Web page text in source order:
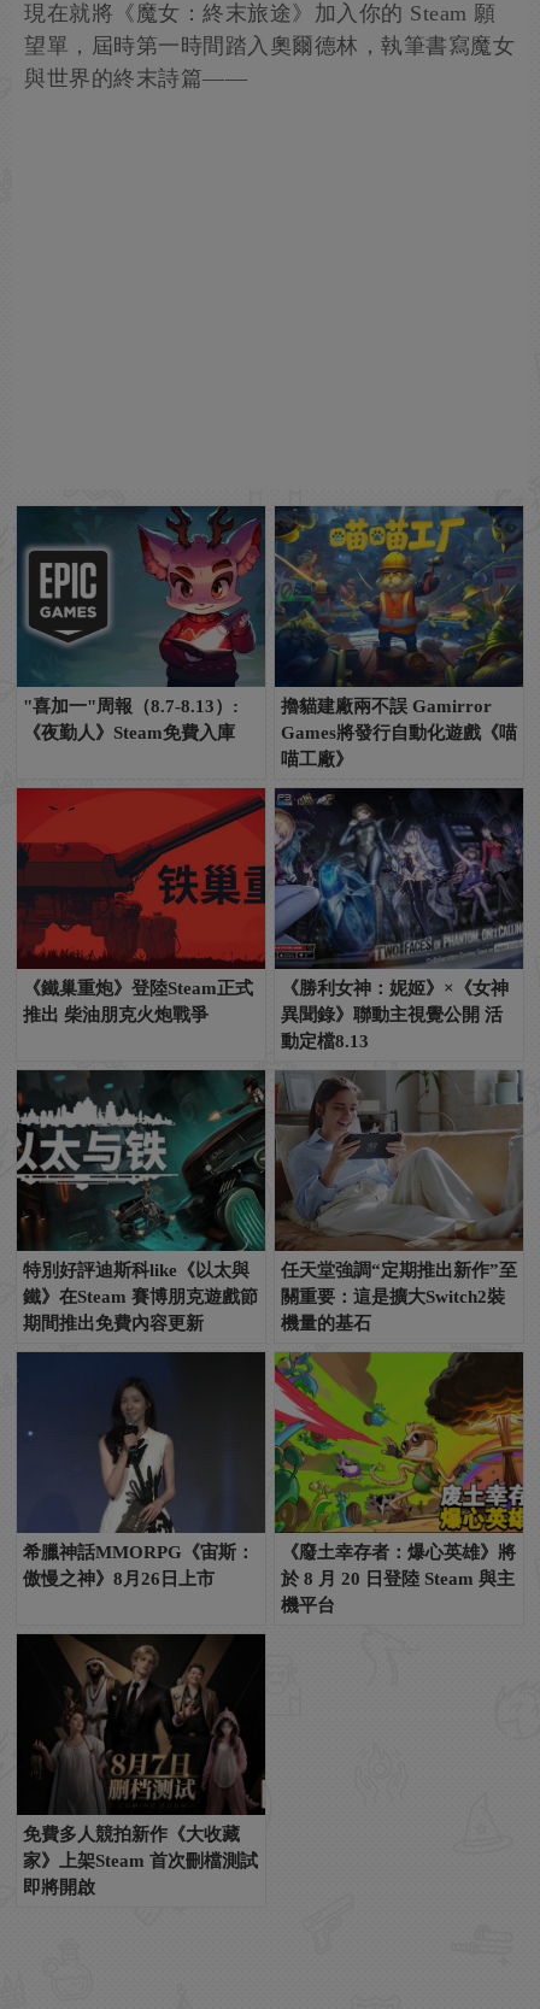
現在就將《魔女：終末旅途》加入你的 Steam 願
望單，屆時第一時間踏入奧爾德林，執筆書寫魔女
與世界的終末詩篇——
"喜加一"周報（8.7-8.13）:
《夜勤人》Steam免費入庫
擼貓建廠兩不誤 Gamirror
Games將發行自動化遊戲《喵
喵工廠》
《鐵巢重炮》登陸Steam正式
推出 柴油朋克火炮戰爭
《勝利女神：妮姬》×《女神
異聞錄》聯動主視覺公開 活
動定檔8.13
特別好評迪斯科like《以太與
鐵》在Steam 賽博朋克遊戲節
期間推出免費內容更新
任天堂強調“定期推出新作”至
關重要：這是擴大Switch2裝
機量的基石
希臘神話MMORPG《宙斯：
傲慢之神》8月26日上市
《廢土幸存者：爆心英雄》將
於 8 月 20 日登陸 Steam 與主
機平台
免費多人競拍新作《大收藏
家》上架Steam 首次刪檔測試
即將開啟